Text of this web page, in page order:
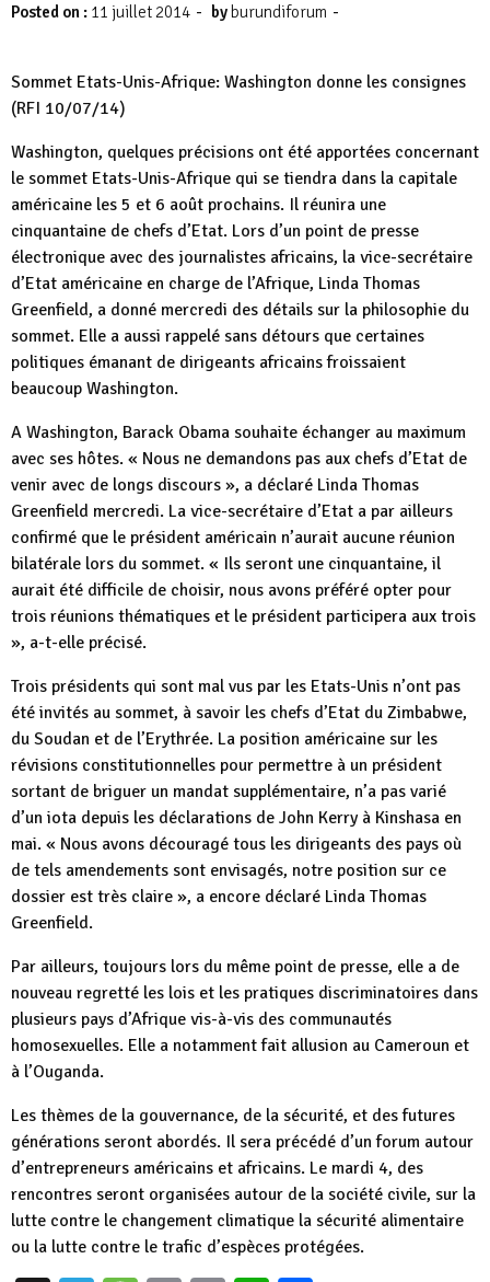
Posted on : 11 juillet 2014 - by burundiforum -
Sommet Etats-Unis-Afrique: Washington donne les consignes
(RFI 10/07/14)
Washington, quelques précisions ont été apportées concernant
le sommet Etats-Unis-Afrique qui se tiendra dans la capitale
américaine les 5 et 6 août prochains. Il réunira une
cinquantaine de chefs d’Etat. Lors d’un point de presse
électronique avec des journalistes africains, la vice-secrétaire
d’Etat américaine en charge de l’Afrique, Linda Thomas
Greenfield, a donné mercredi des détails sur la philosophie du
sommet. Elle a aussi rappelé sans détours que certaines
politiques émanant de dirigeants africains froissaient
beaucoup Washington.
A Washington, Barack Obama souhaite échanger au maximum
avec ses hôtes. « Nous ne demandons pas aux chefs d’Etat de
venir avec de longs discours », a déclaré Linda Thomas
Greenfield mercredi. La vice-secrétaire d’Etat a par ailleurs
confirmé que le président américain n’aurait aucune réunion
bilatérale lors du sommet. « Ils seront une cinquantaine, il
aurait été difficile de choisir, nous avons préféré opter pour
trois réunions thématiques et le président participera aux trois
», a-t-elle précisé.
Trois présidents qui sont mal vus par les Etats-Unis n’ont pas
été invités au sommet, à savoir les chefs d’Etat du Zimbabwe,
du Soudan et de l’Erythrée. La position américaine sur les
révisions constitutionnelles pour permettre à un président
sortant de briguer un mandat supplémentaire, n’a pas varié
d’un iota depuis les déclarations de John Kerry à Kinshasa en
mai. « Nous avons découragé tous les dirigeants des pays où
de tels amendements sont envisagés, notre position sur ce
dossier est très claire », a encore déclaré Linda Thomas
Greenfield.
Par ailleurs, toujours lors du même point de presse, elle a de
nouveau regretté les lois et les pratiques discriminatoires dans
plusieurs pays d’Afrique vis-à-vis des communautés
homosexuelles. Elle a notamment fait allusion au Cameroun et
à l’Ouganda.
Les thèmes de la gouvernance, de la sécurité, et des futures
générations seront abordés. Il sera précédé d’un forum autour
d’entrepreneurs américains et africains. Le mardi 4, des
rencontres seront organisées autour de la société civile, sur la
lutte contre le changement climatique la sécurité alimentaire
ou la lutte contre le trafic d’espèces protégées.